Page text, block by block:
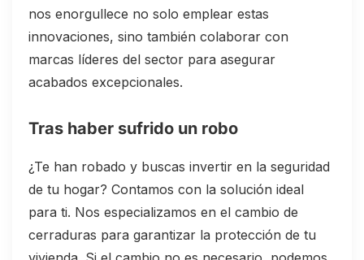
nos enorgullece no solo emplear estas
innovaciones, sino también colaborar con
marcas líderes del sector para asegurar
acabados excepcionales.
Tras haber sufrido un robo
¿Te han robado y buscas invertir en la seguridad
de tu hogar? Contamos con la solución ideal
para ti. Nos especializamos en el cambio de
cerraduras para garantizar la protección de tu